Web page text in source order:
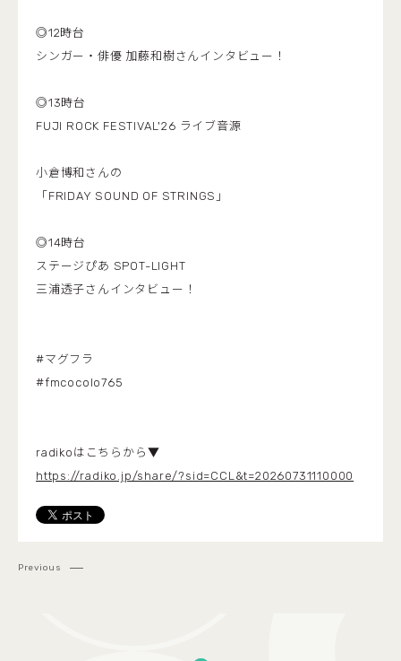
◎12時台
シンガー・俳優 加藤和樹さんインタビュー！
◎13時台
FUJI ROCK FESTIVAL'26 ライブ音源
小倉博和さんの
「FRIDAY SOUND OF STRINGS」
◎14時台
ステージぴあ SPOT-LIGHT
三浦透子さんインタビュー！
#マグフラ
#fmcocolo765
radikoはこちらから▼
https://radiko.jp/share/?sid=CCL&t=20260731110000
Previous